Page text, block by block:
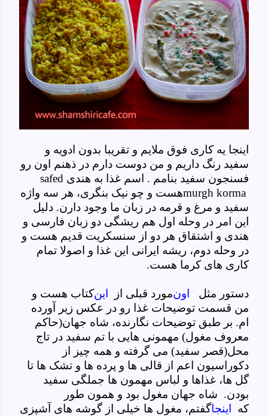
اینجا یه کاری فوق ملایم و تقریبا بدون ادویه و
سفید رنگ داریم و من دوست دارم در ذهنم اون رو
فسنجون سفید بنامم . اسم غذا به هندی safed
murgh kormaهست و چو نیک بنگری، هر سه واژه
سفید و مرغ و قرمه در زبان ما وجود دارن. دلیل
این امر در وحله اول هم ریشگی دو زبان فارسی و
هندی و اشتقاق هر دو از سنسکریت قدیم هست و
در وحله دوم، ریشه ایرانی این غذا و اصولا تمام
کاری های کرما هست.
دستور مثل اونمورد قبلی از اینکتاب هست و
من قسمت توضیحات غذا رو در عکس زیر آورده
ام. بر طبق توضیحات نگارنده، شاه جهان(حاکم
معروف مغول) مهمونی هایی با تم سفید در تاج
محل(قصر سفید) می گرفته و همه چیز از
دکوراسیون اعم از قالی ها و پرده ها و تشک ها تا
گل ها، غذاها و لباس مهمون ها جملگی سفید
بودن. شاه جهان مغول بود و همون طور
که
اینجاگفتم، مغول ها خیلی از گوشه های آشپزی